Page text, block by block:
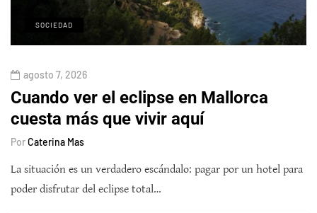
SOCIEDAD
agosto 7, 2026
Cuando ver el eclipse en Mallorca
cuesta más que vivir aquí
PorCaterina Mas
La situación es un verdadero escándalo: pagar por un hotel para
poder disfrutar del eclipse total…